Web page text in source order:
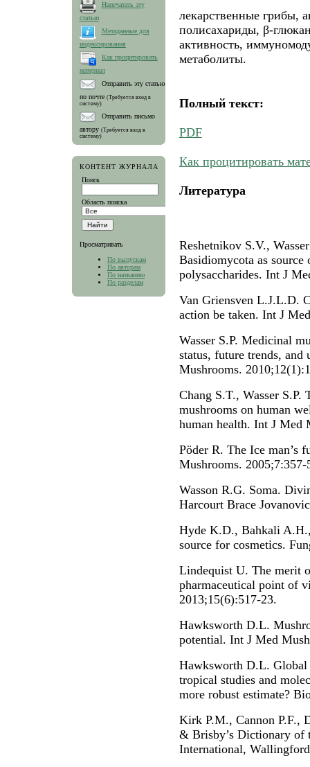
Напечатать эту
статью
Метаданные для
индексирования
Как процитировать
материал
Отправить эту статью
по почте (Требуется вход в
систему)
Отправить письмо
автору (Требуется вход в
систему)
КОНТЕНТ ЖУРНАЛА
Поиск
Область поиска
Просматривать
По выпускам
По авторам
По названию
По разделам
лекарственные грибы,
полисахариды, β-
активность,
метаболиты.
Полный текст:
PDF
Как процитировать
Литература
Reshetnikov S.V.,
Basidiomycota as
polysaccharides. Int J
Van Griensven L.J.L.D.
action be taken. Int J
Wasser S.P. Medicinal
status, future trends,
Mushrooms.
Chang S.T., Wasser
mushrooms on human
human health. Int J Med
Pöder R. The Ice man’s
Mushrooms. 2005;7:357-
Wasson R.G. Soma.
Harcourt Brace
Hyde K.D., Bahkali
source for cosmetics.
Lindequist U. The merit
pharmaceutical point of
2013;15(6):517-23.
Hawksworth D.L.
potential. Int J Med
Hawksworth D.L. Global
tropical studies and
more robust estimate?
Kirk P.M., Cannon P.F.,
& Brisby’s Dictionary of
International,